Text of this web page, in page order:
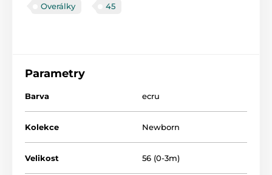
Overálky 45
Parametry
Barva ecru
Kolekce Newborn
Velikost 56 (0-3m)